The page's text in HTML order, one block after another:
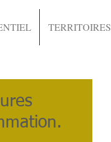
TERRITOIRES